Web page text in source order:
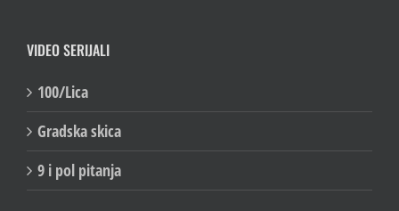
VIDEO SERIJALI
100/Lica
Gradska skica
9 i pol pitanja